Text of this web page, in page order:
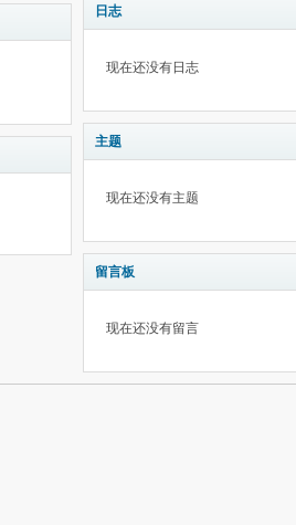
日志
现在还没有日志
主题
现在还没有主题
留言板
现在还没有留言